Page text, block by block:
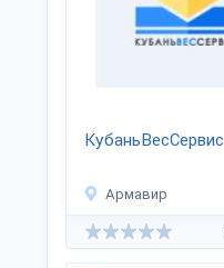
КубаньВесСервис
Армавир